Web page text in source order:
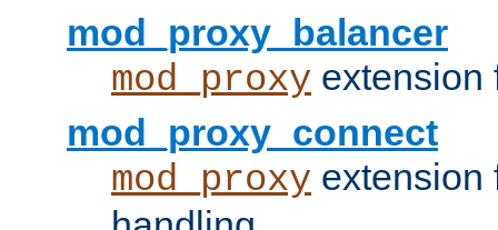
mod_proxy_balancer
mod_proxy extension
mod_proxy_connect
mod_proxy